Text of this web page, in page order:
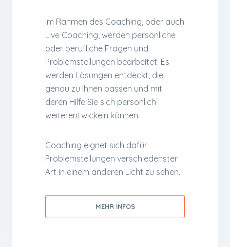
Im Rahmen des Coaching, oder auch
Live Coaching, werden persönliche
oder berufliche Fragen und
Problemstellungen bearbeitet. Es
werden Lösungen entdeckt, die
genau zu Ihnen passen und mit
deren Hilfe Sie sich persönlich
weiterentwickeln können.
Coaching eignet sich dafür
Problemstellungen verschiedenster
Art in einem anderen Licht zu sehen.
MEHR INFOS